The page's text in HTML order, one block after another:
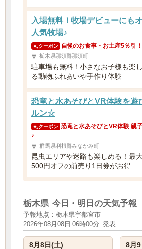
入場無料！牧場デビューにも
人気牧場♪
クーポン 自慢のお食事・お土産5％引！
栃木県那須郡那須町
駐車場も無料！小さなお子様も楽
る動物ふれあいや手作り体験
恐竜と水あそびとVR体験を遊
ルン☆
クーポン 恐竜と水あそびとVR体験 親
♪
群馬県利根郡みなかみ町
昆虫エリアや迷路も楽しめる！最大
500円オフの前売り1日券がお得
栃木県 今日・明日の天気予報
予報地点：栃木県宇都宮市
2026年08月08日 06時00分 発表
8月8日(土) 8月9